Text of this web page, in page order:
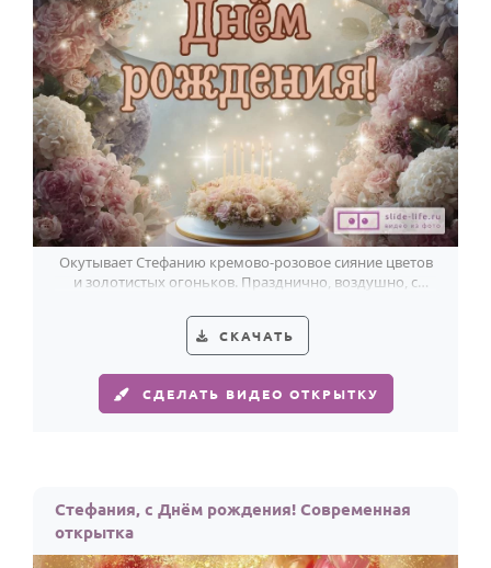
Выпускной
HOT
Календарь праздников
КОМУ
Женщине
Мужчине
Маме
Папе
Детям
Все родственники
ПЕРСОНАЛЬНЫЕ
Пожелания
Окутывает Стефанию кремово-розовое сияние цветов
и золотистых огоньков. Празднично, воздушно, с
СКАЧАТЬ
СДЕЛАТЬ ВИДЕО ОТКРЫТКУ
Стефания, с Днём рождения! Современная
открытка